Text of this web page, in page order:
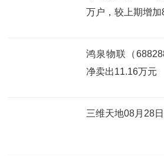
万户，较上期增加
鸿泉物联（
净卖出11.16万元
三维天地08月28